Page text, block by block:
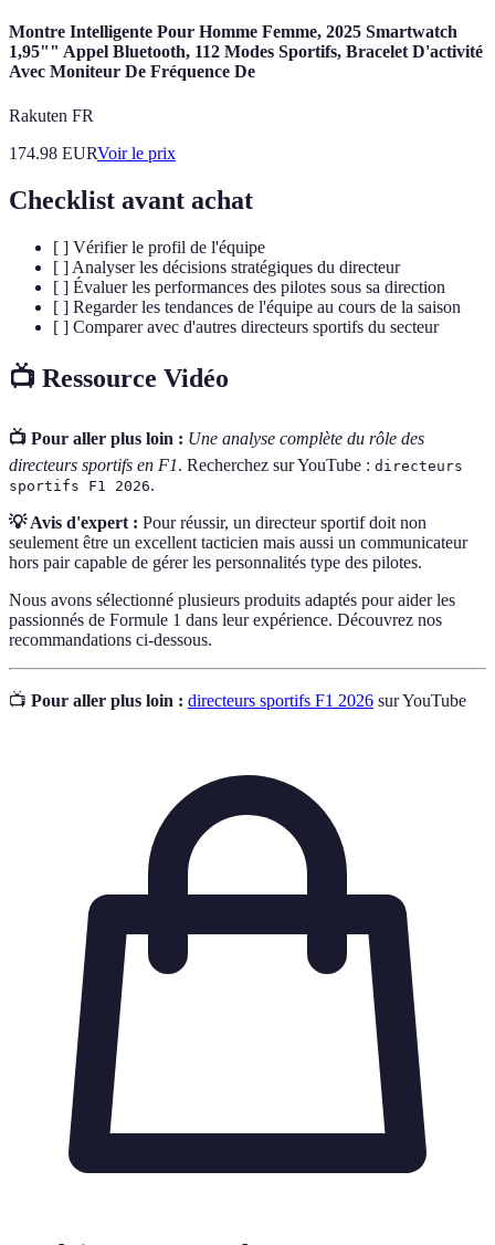
Montre Intelligente Pour Homme Femme, 2025 Smartwatch
1,95"" Appel Bluetooth, 112 Modes Sportifs, Bracelet D'activité
Avec Moniteur De Fréquence De
Rakuten FR
174.98 EURVoir le prix
Checklist avant achat
[ ] Vérifier le profil de l'équipe
[ ] Analyser les décisions stratégiques du directeur
[ ] Évaluer les performances des pilotes sous sa direction
[ ] Regarder les tendances de l'équipe au cours de la saison
[ ] Comparer avec d'autres directeurs sportifs du secteur
📺 Ressource Vidéo
📺 Pour aller plus loin : Une analyse complète du rôle des
directeurs sportifs en F1. Recherchez sur YouTube : directeurs
sportifs F1 2026.
💡 Avis d'expert : Pour réussir, un directeur sportif doit non
seulement être un excellent tacticien mais aussi un communicateur
hors pair capable de gérer les personnalités type des pilotes.
Nous avons sélectionné plusieurs produits adaptés pour aider les
passionnés de Formule 1 dans leur expérience. Découvrez nos
recommandations ci-dessous.
📺 Pour aller plus loin : directeurs sportifs F1 2026 sur YouTube